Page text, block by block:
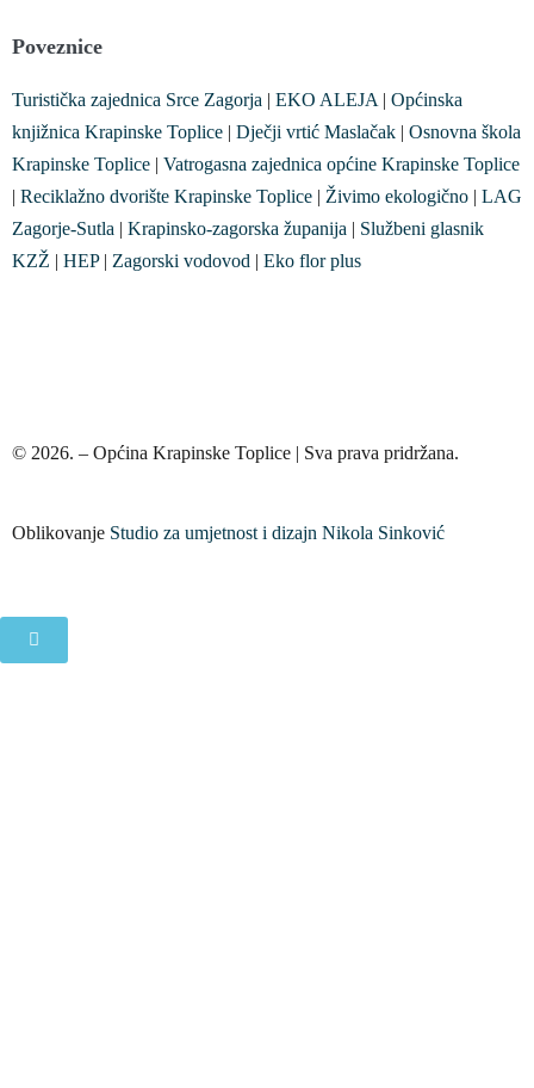
Poveznice
Turistička zajednica Srce Zagorja | EKO ALEJA | Općinska
knjižnica Krapinske Toplice | Dječji vrtić Maslačak | Osnovna škola
Krapinske Toplice | Vatrogasna zajednica općine Krapinske Toplice
| Reciklažno dvorište Krapinske Toplice | Živimo ekologično | LAG
Zagorje-Sutla | Krapinsko-zagorska županija | Službeni glasnik
KZŽ | HEP| Zagorski vodovod | Eko flor plus
© 2026. – Općina Krapinske Toplice | Sva prava pridržana.
Oblikovanje Studio za umjetnost i dizajn Nikola Sinković